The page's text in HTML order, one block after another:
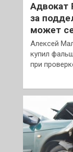
Адвокат
за
может
Алексей
купил
при